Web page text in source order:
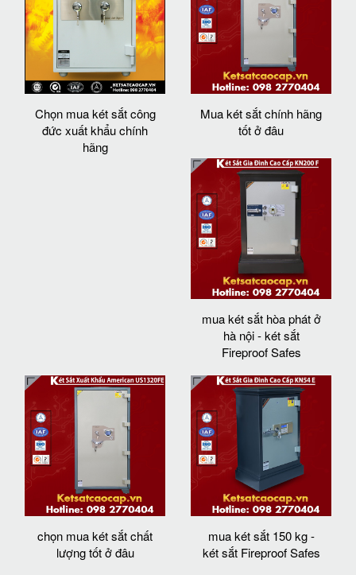
Chọn mua két sắt công
đức xuất khẩu chính
hãng
Mua két sắt chính hãng
tốt ở đâu
mua két sắt hòa phát ở
hà nội - két sắt
Fireproof Safes
chọn mua két sắt chất
lượng tốt ở đâu
mua két sắt 150 kg -
két sắt Fireproof Safes